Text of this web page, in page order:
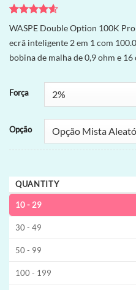
Avaliado
como4.6
de 5, com
baseado
em
5
de clientes
WASPE Double Option 100K
ecrã inteligente 2 em 1 com
bobina de malha de 0,9 ohm e
Força
Opção
QUANTITY
10 - 29
30 - 49
50 - 99
100 - 199